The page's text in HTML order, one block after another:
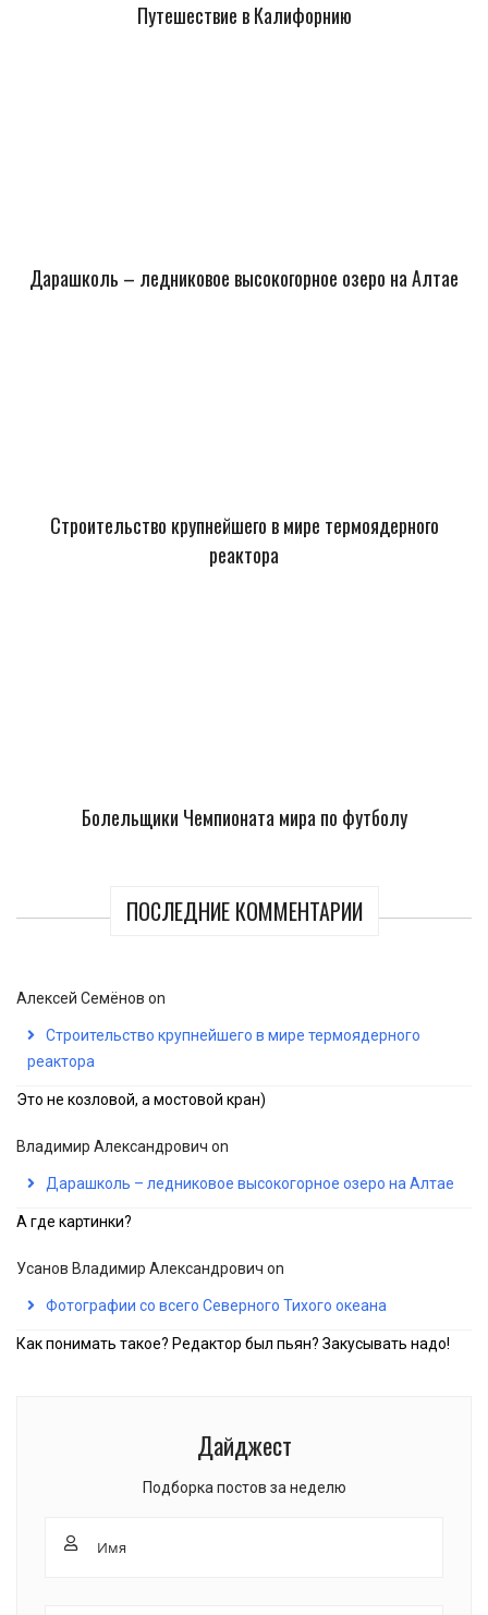
Путешествие в Калифорнию
Дарашколь – ледниковое высокогорное озеро на Алтае
Строительство крупнейшего в мире термоядерного
реактора
Болельщики Чемпионата мира по футболу
ПОСЛЕДНИЕ КОММЕНТАРИИ
Алексей Семёнов on
Строительство крупнейшего в мире термоядерного
реактора
Это не козловой, а мостовой кран)
Владимир Александрович on
Дарашколь – ледниковое высокогорное озеро на Алтае
А где картинки?
Усанов Владимир Александрович on
Фотографии со всего Северного Тихого океана
Как понимать такое? Редактор был пьян? Закусывать надо!
Дайджест
Подборка постов за неделю